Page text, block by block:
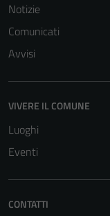
Notizie
Comunicati
Avvisi
VIVERE IL COMUNE
Luoghi
Eventi
CONTATTI